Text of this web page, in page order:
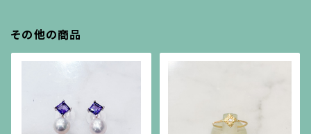
その他の商品